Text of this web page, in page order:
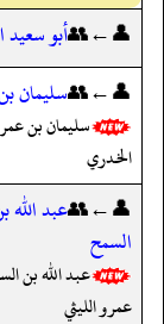
👤←👥أبو سعيد
👤←👥سليمان
سليمان بن
الخدري
👤←👥عبد الله
السمح
عبد الله بن
عمرو الليثي